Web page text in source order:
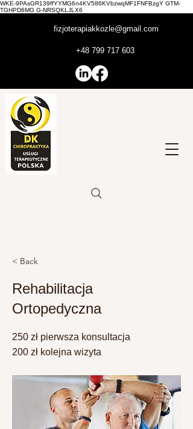
WKE-9PAsGR139ffYYMG6n4KV586KVbzwqMF1FNFBzgY GTM-
TGHPD6MG G-NRSQKLJLX6
fizjoterapiakkozle@gmail.com
+48 799 717 603
< Back
Rehabilitacja
Ortopedyczna
250 zł pierwsza konsultacja
200 zł kolejna wizyta